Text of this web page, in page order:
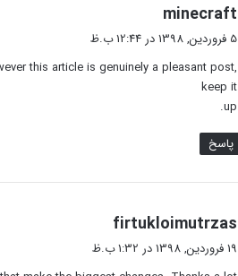
minecraft
ف
:
5 فروردین, 1398 در 12:44 ب.ظ
this article is genuinely a pleasant post,
keep it
up.
پاسخ
firtukloimutrzas
ت
19 فروردین, 1398 در 1:32 ب.ظ